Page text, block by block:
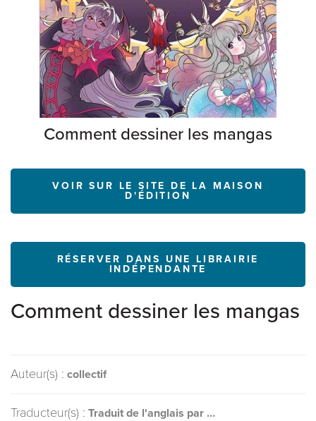
Comment dessiner les mangas
VOIR SUR LE SITE DE LA MAISON
D'ÉDITION
RÉSERVER DANS UNE LIBRAIRIE
INDÉPENDANTE
Comment dessiner les mangas
Auteur(s) : collectif
Traducteur(s) : Traduit de l'anglais par …